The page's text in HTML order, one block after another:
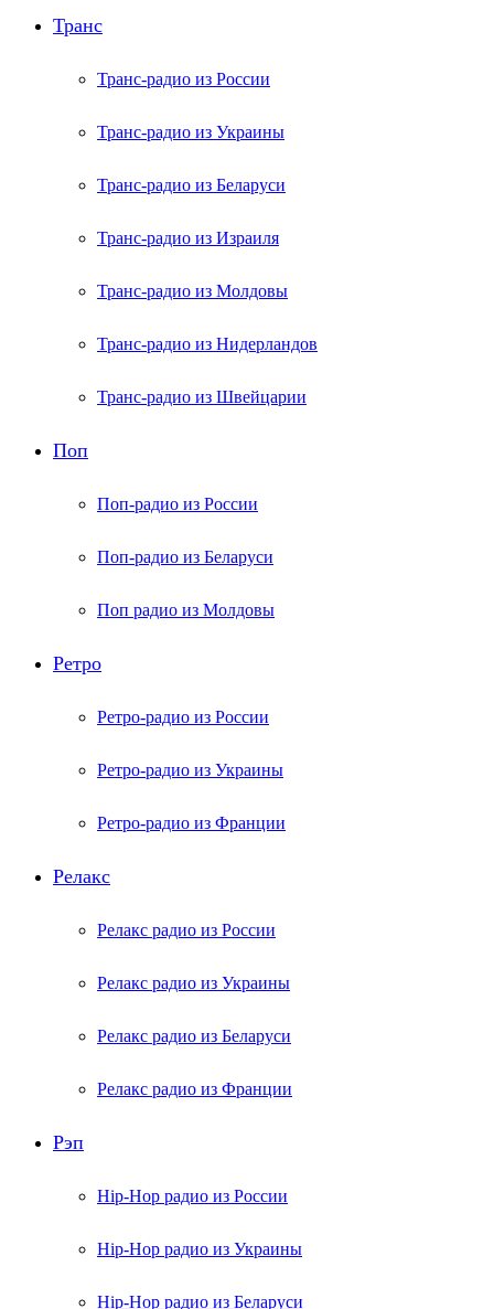
Транс
Транс-радио из России
Транс-радио из Украины
Транс-радио из Беларуси
Транс-радио из Израиля
Транс-радио из Молдовы
Транс-радио из Нидерландов
Транс-радио из Швейцарии
Поп
Поп-радио из России
Поп-радио из Беларуси
Поп радио из Молдовы
Ретро
Ретро-радио из России
Ретро-радио из Украины
Ретро-радио из Франции
Релакс
Релакс радио из России
Релакс радио из Украины
Релакс радио из Беларуси
Релакс радио из Франции
Рэп
Hip-Hop радио из России
Hip-Hop радио из Украины
Hip-Hop радио из Беларуси